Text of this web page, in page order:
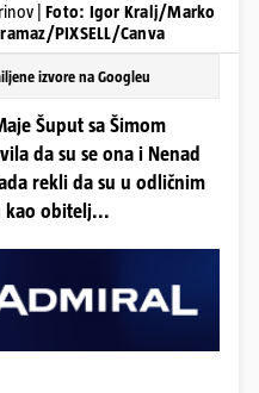
| Foto: Igor Kralj/Marko
PIXSELL/Canva
izvore na Googleu
Šuput sa Šimom
da su se ona i Nenad
rekli da su u odličnim
kao obitelj...